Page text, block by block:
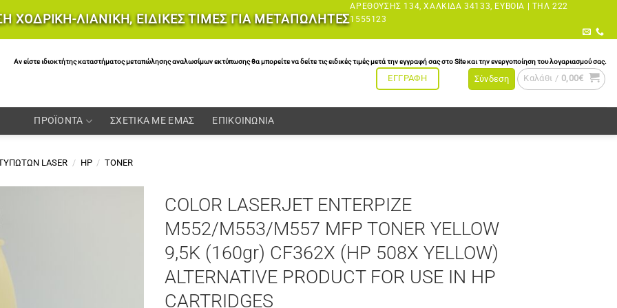
ΧΟΔΡΙΚΗ-ΛΙΑΝΙΚΗ, ΕΙΔΙΚΕΣ ΤΙΜΕΣ ΓΙΑ ΜΕΤΑΠΩΛΗΤΕΣ
ΑΡΕΘΟΎΣΗΣ 134, ΧΑΛΚΊΔΑ 34133, ΕΎΒΟΙΑ | ΤΗΛ 222
1555123
Αν είστε ιδιοκτήτης καταστήματος μεταπώλησης αναλωσίμων εκτύπωσης θα μπορείτε να δείτε τις ειδικές τιμές μετά την εγγραφή σας στο Site και την ενεργοποίηση του λογαριασμού σας.
ΕΓΓΡΑΦΗ Σύνδεση Καλάθι / 0,00€
ΠΡΟΪΟΝΤΑ ΣΧΕΤΙΚΑ ΜΕ ΕΜΑΣ ΕΠΙΚΟΙΝΩΝΙΑ
LASER / HP / TONER
COLOR LASERJET ENTERPIZE
M552/M553/M557 MFP TONER YELLOW
9,5K (160gr) CF362X (HP 508X YELLOW)
ALTERNATIVE PRODUCT FOR USE IN HP
CARTRIDGES